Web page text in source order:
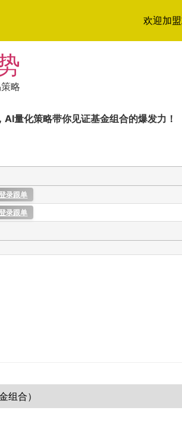
略
AI量化策略带你见证基金组合的爆发力！
录跟单
录跟单
欢迎加